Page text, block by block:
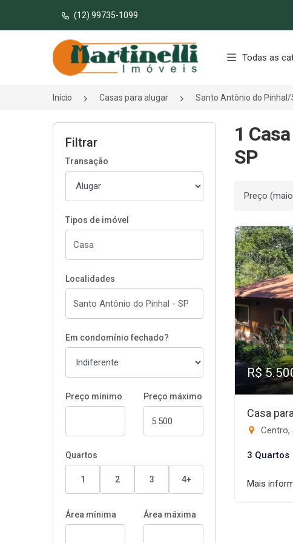
(12) 99735-1099
Página inicial
Todas as
Início Casas para alugar Santo Antônio do Pinhal/
Filtrar
Transação
Tipos de imóvel
Localidades
Em condomínio fechado?
Preço mínimo Preço máximo
Quartos
1 2 3 4+
Área mínima Área máxima
1
SP
Ordenar por
R$
Casa
Centro,
3 Quartos
Mais